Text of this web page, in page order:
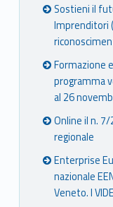
Sostieni il
Imprenditori
Formazione
programma
al 26
Online il n.
regionale
Enterprise
nazionale
Veneto. I